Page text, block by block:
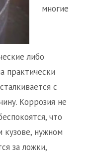
многие
либо
практически
с
Коррозия не
что
кузове, нужном
за ложки,